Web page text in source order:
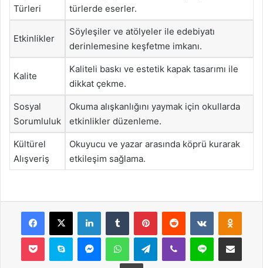
Türleri
türlerde eserler.
Etkinlikler
Söyleşiler ve atölyeler ile edebiyatı
derinlemesine keşfetme imkanı.
Kalite
Kaliteli baskı ve estetik kapak tasarımı ile
dikkat çekme.
Sosyal
Sorumluluk
Okuma alışkanlığını yaymak için okullarda
etkinlikler düzenleme.
Kültürel
Alışveriş
Okuyucu ve yazar arasında köprü kurarak
etkileşim sağlama.
Facebook
X LinkedInTumblr PinterestReddit VKontakte
Pocket Skype MessengerWhatsAppTelegramViber Line E-Posta ile
Yazdır